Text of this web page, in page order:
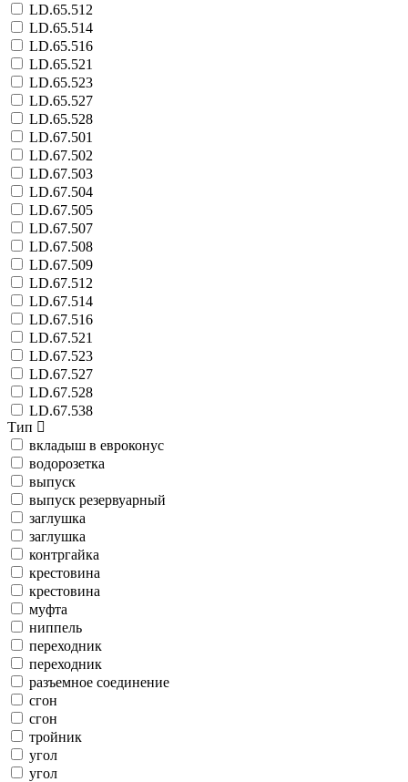
LD.65.512
LD.65.514
LD.65.516
LD.65.521
LD.65.523
LD.65.527
LD.65.528
LD.67.501
LD.67.502
LD.67.503
LD.67.504
LD.67.505
LD.67.507
LD.67.508
LD.67.509
LD.67.512
LD.67.514
LD.67.516
LD.67.521
LD.67.523
LD.67.527
LD.67.528
LD.67.538
Тип
вкладыш в евроконус
водорозетка
выпуск
выпуск резервуарный
заглушка
заглушка
контргайка
крестовина
крестовина
муфта
ниппель
переходник
переходник
разъемное соединение
сгон
сгон
тройник
угол
угол